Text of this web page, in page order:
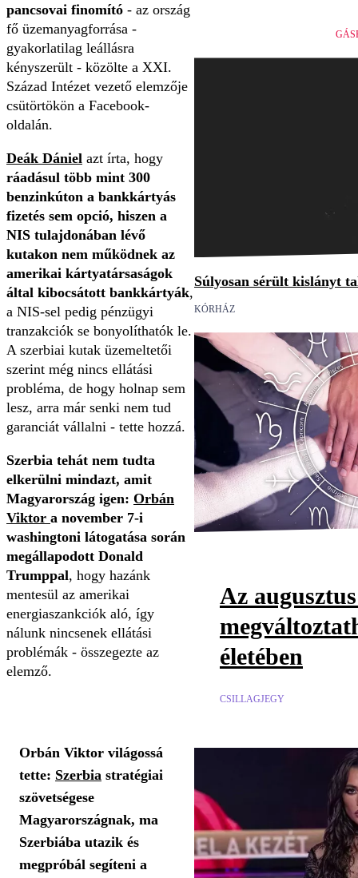
pancsovai finomító - az ország
fő üzemanyagforrása -
gyakorlatilag leállásra
kényszerült - közölte a XXI.
Század Intézet vezető elemzője
csütörtökön a Facebook-
oldalán.
Deák Dániel azt írta, hogy
ráadásul több mint 300
benzinkúton a bankkártyás
fizetés sem opció, hiszen a
NIS tulajdonában lévő
kutakon nem működnek az
amerikai kártyatársaságok
által kibocsátott bankkártyák,
a NIS-sel pedig pénzügyi
tranzakciók se bonyolíthatók le.
A szerbiai kutak üzemeltetői
szerint még nincs ellátási
probléma, de hogy holnap sem
lesz, arra már senki nem tud
garanciát vállalni - tette hozzá.
Szerbia tehát nem tudta
elkerülni mindazt, amit
Magyarország igen: Orbán
Viktor a november 7-i
washingtoni látogatása során
megállapodott Donald
Trumppal, hogy hazánk
mentesül az amerikai
energiaszankciók aló, így
nálunk nincsenek ellátási
problémák - összegezte az
elemző.
Orbán Viktor világossá
tette: Szerbia stratégiai
szövetségese
Magyarországnak, ma
Szerbiába utazik és
megpróbál segíteni a
Súlyosan sérült kislányt
KÓRHÁZ
Az
életében
CSILLAGJEGY